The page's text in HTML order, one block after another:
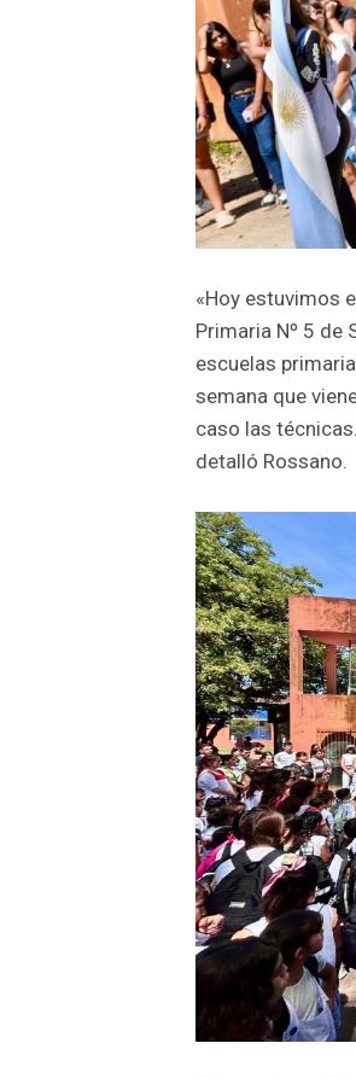
«Hoy estuvimos
Primaria Nº 5 de
escuelas
semana que
caso las
detalló Rossano.